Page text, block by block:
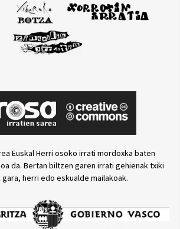
Euskal Herri osoko irrati mordoxka baten
da. Bertan biltzen garen irrati gehienak txiki
gara, herri edo eskualde mailakoak.